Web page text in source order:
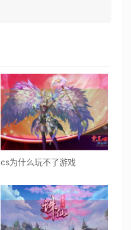
cs为什么玩不了游戏